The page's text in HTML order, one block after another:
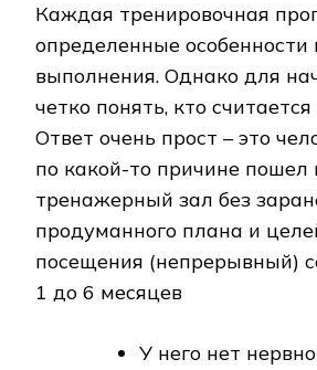
Каждая тренировочная
определенные особенности
выполнения. Однако для
четко понять, кто
Ответ очень прост – это
по какой-то причине пошел
тренажерный зал без
продуманного плана и
посещения (непрерывный)
1 до 6 месяцев
У него нет